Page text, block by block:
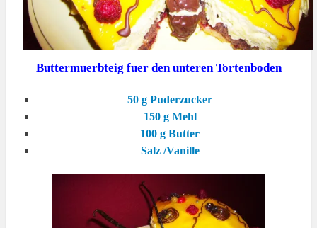
Buttermuerbteig fuer den unteren Tortenboden
50 g Puderzucker
150 g Mehl
100 g Butter
Salz /Vanille